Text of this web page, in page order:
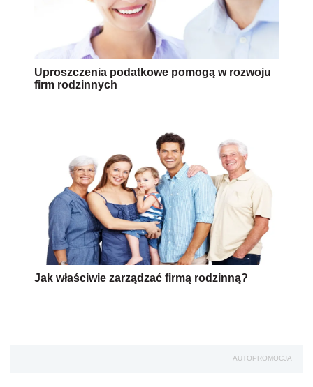
Uproszczenia podatkowe pomogą w rozwoju
firm rodzinnych
Jak właściwie zarządzać firmą rodzinną?
AUTOPROMOCJA